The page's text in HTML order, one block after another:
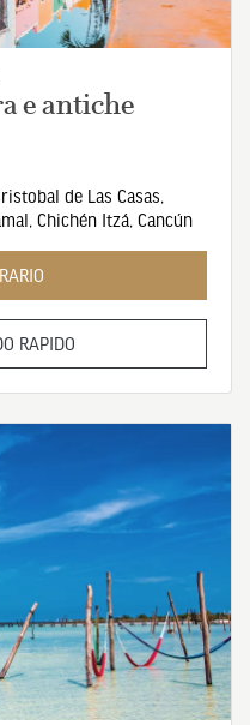
e antiche
de Las Casas
Chichén Itzá Cancún
RAPIDO